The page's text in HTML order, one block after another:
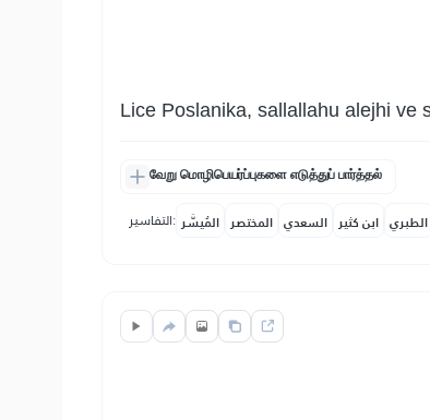
Lice Poslanika, sallallahu alejhi ve
வேறு மொழிபெயர்ப்புகளை எடுத்துப் பார்த்தல்
التفاسير: المُيسَّر المختصر السعدي ابن كثير الطبري